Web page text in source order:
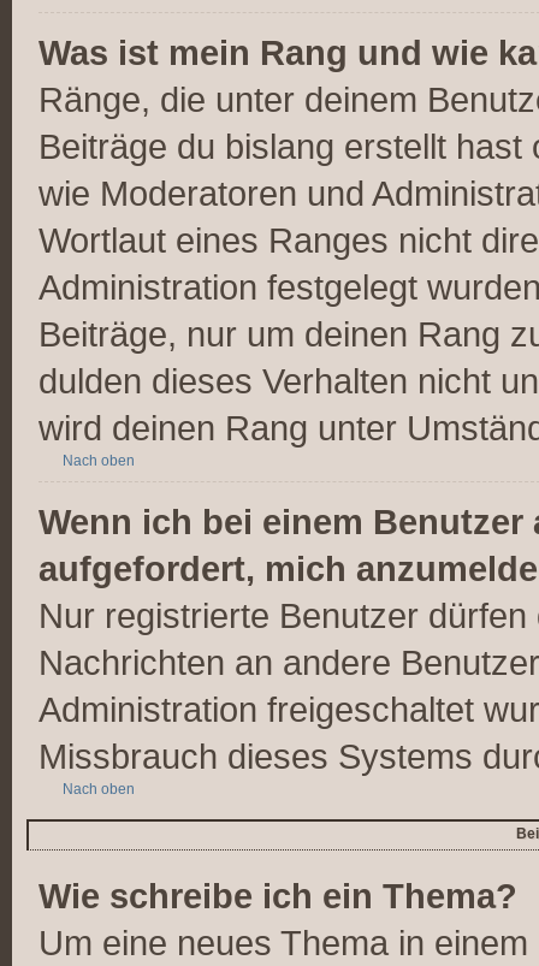
Was ist mein Rang und wie
Ränge, die unter deinem
Beiträge du bislang erstellt
wie Moderatoren und
Wortlaut eines Ranges nicht
Administration festgelegt
Beiträge, nur um deinen Rang
dulden dieses Verhalten nicht
wird deinen Rang unter
Nach oben
Wenn ich bei einem
aufgefordert, mich
Nur registrierte Benutzer
Nachrichten an andere
Administration freigeschaltet
Missbrauch dieses Systems
Nach oben
Wie schreibe ich ein Thema?
Um eine neues Thema in